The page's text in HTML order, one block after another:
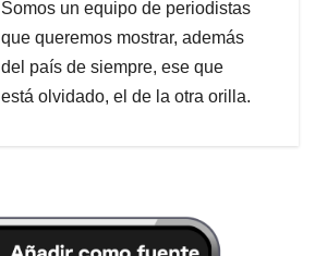
Somos un equipo de periodistas
que queremos mostrar, además
del país de siempre, ese que
está olvidado, el de la otra orilla.